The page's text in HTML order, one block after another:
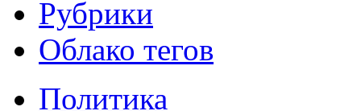
Рубрики
Облако тегов
Политика